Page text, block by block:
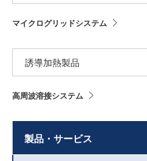
マイクログリッドシステム
誘導加熱製品
高周波溶接システム
製品・サービス